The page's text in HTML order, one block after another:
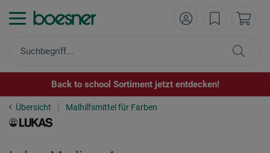
Back to school Sortiment jetzt entdecken!
Übersicht Malhilfsmittel für Farben